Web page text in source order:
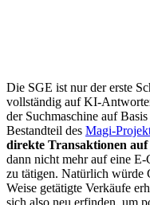
Die SGE ist nur der erste
vollständig auf KI-
der Suchmaschine auf
Bestandteil des Magi-
direkte Transaktionen auf
dann nicht mehr auf eine
zu tätigen. Natürlich würde
Weise getätigte Verkäufe
sich also neu erfinden, um